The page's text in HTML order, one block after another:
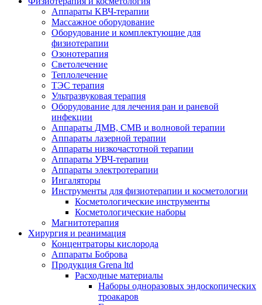
Аппараты KВЧ-терапии
Массажное оборудование
Оборудование и комплектующие для
физиотерапии
Озонотерапия
Светолечение
Теплолечение
ТЭС терапия
Ультразвуковая терапия
Оборудование для лечения ран и раневой
инфекции
Аппараты ДМВ, СМВ и волновой терапии
Аппараты лазерной терапии
Аппараты низкочастотной терапии
Аппараты УВЧ-терапии
Аппараты электротерапии
Ингаляторы
Инструменты для физиотерапии и косметологии
Косметологические инструменты
Косметологические наборы
Магнитотерапия
Хирургия и реанимация
Концентраторы кислорода
Аппараты Боброва
Продукция Grena ltd
Расходные материалы
Наборы одноразовых эндоскопических
троакаров